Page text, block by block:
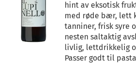
hint av eksotisk
med røde bær, lett
tanniner, frisk syre
nesten saltaktig
livlig, lettdrikkelig
Passer godt til